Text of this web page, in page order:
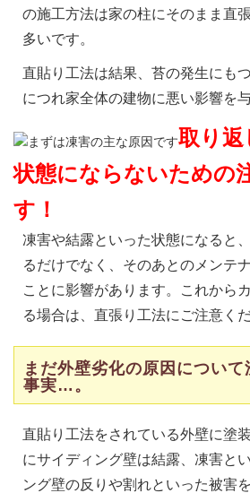
の施工方法は家の柱にそのまま直
多いです。
直貼り工法は結果、苔の発生にも
につれ家全体の建物に悪い影響を
取り
状態にならないための
す！
凍害や結露といった状態になると
るだけでなく、そのあとのメンテ
ことに影響があります。これから
る場合は、直張り工法にご注意くだ
まだ外壁劣化の原因につい
事実…。
直貼り工法をされている外壁に塗
にサイディング壁は結露、凍害と
ング壁の反りや割れといった被害